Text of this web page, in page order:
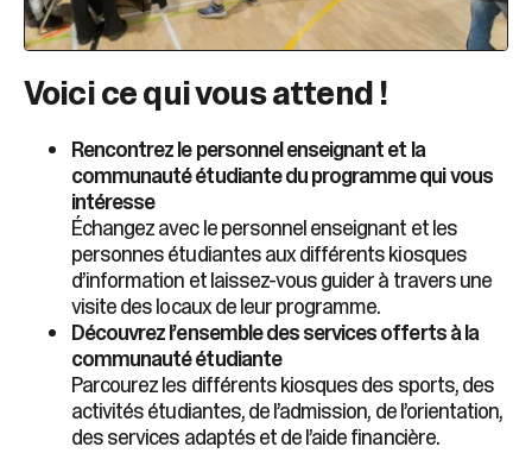
Voici ce qui vous attend !
Rencontrez le personnel enseignant et la
communauté étudiante du programme qui vous
intéresse
Échangez avec le personnel enseignant et les
personnes étudiantes aux différents kiosques
d’information et laissez-vous guider à travers une
visite des locaux de leur programme.
Découvrez l’ensemble des services offerts à la
communauté étudiante
Parcourez les différents kiosques des sports, des
activités étudiantes, de l’admission, de l’orientation,
des services adaptés et de l’aide financière.